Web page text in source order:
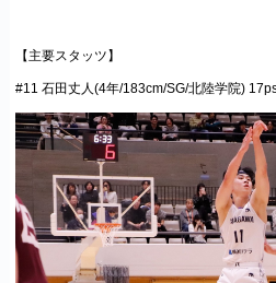
【主要スタッツ】
#11 石田丈人(4年/183cm/SG/北陸学院)